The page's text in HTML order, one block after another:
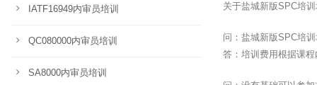
关于盐城新版SPC培
问：盐城新版SPC培
答：培训费用根据课
IATF16949内审员培训
QC080000内审员培训
SA8000内审员培训